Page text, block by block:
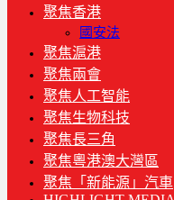
聚焦香港
國安法
聚焦滬港
聚焦兩會
聚焦人工智能
聚焦生物科技
聚焦長三角
聚焦粵港澳大灣區
聚焦「新能源」汽車